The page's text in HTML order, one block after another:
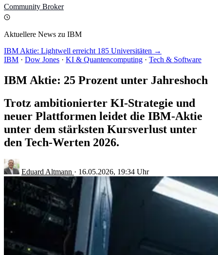
Community Broker
Aktuellere News zu IBM
IBM Aktie: Lightwell erreicht 185 Universitäten →
IBM · Dow Jones · KI & Quantencomputing · Tech & Software
IBM Aktie: 25 Prozent unter Jahreshoch
Trotz ambitionierter KI-Strategie und
neuer Plattformen leidet die IBM-Aktie
unter dem stärksten Kursverlust unter
den Tech-Werten 2026.
Eduard Altmann · 16.05.2026, 19:34 Uhr